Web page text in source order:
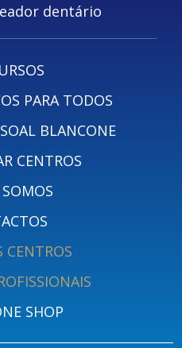
dentário
PARA TODOS
BLANCONE
CENTROS
CENTROS
SHOP